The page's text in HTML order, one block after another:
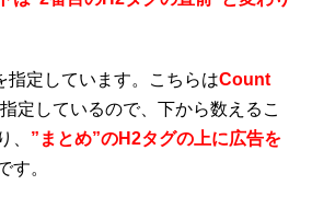
指定しています。こちらはCount
定しているので、下から数えるこ
、 ”まとめ”のH2タグの上に広告を
す。